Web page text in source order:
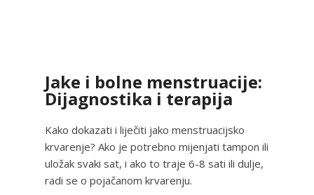
Jake i bolne menstruacije:
Dijagnostika i terapija
Kako dokazati i liječiti jako menstruacijsko
krvarenje? Ako je potrebno mijenjati tampon ili
uložak svaki sat, i ako to traje 6-8 sati ili dulje,
radi se o pojačanom krvarenju.